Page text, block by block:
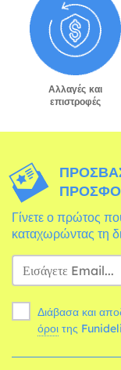
Αλλαγές και
επιστροφές
Γίνετε ο πρώτος
καταχωρώντας τη
Διάβασα και
όροι της